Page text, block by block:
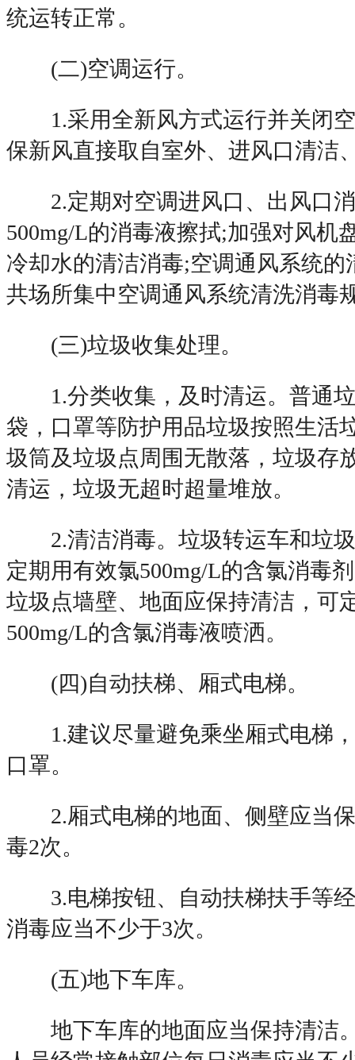
统运转正常。
(二)空调运行。
1.采用全新风方式运行并关闭空
保新风直接取自室外、进风口清洁
2.定期对空调进风口、出风口消
500mg/L的消毒液擦拭;加强对风机
冷却水的清洁消毒;空调通风系统的
共场所集中空调通风系统清洗消毒
(三)垃圾收集处理。
1.分类收集，及时清运。普通垃
袋，口罩等防护用品垃圾按照生活
圾筒及垃圾点周围无散落，垃圾存
清运，垃圾无超时超量堆放。
2.清洁消毒。垃圾转运车和垃圾
定期用有效氯500mg/L的含氯消毒
垃圾点墙壁、地面应保持清洁，可
500mg/L的含氯消毒液喷洒。
(四)自动扶梯、厢式电梯。
1.建议尽量避免乘坐厢式电梯，
口罩。
2.厢式电梯的地面、侧壁应当保
毒2次。
3.电梯按钮、自动扶梯扶手等经
消毒应当不少于3次。
(五)地下车库。
地下车库的地面应当保持清洁